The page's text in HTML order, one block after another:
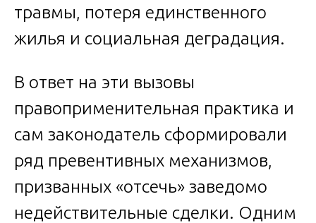
травмы, потеря единственного
жилья и социальная деградация.
В ответ на эти вызовы
правоприменительная практика и
сам законодатель сформировали
ряд превентивных механизмов,
призванных «отсечь» заведомо
недействительные сделки. Одним